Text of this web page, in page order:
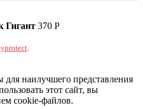
Гигант 370 Р
наилучшего представления
этот сайт, вы
cookie-файлов.